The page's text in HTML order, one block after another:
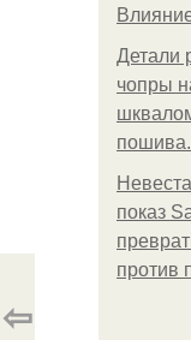
Детали
чопры
пошива.
показ
против
⇦